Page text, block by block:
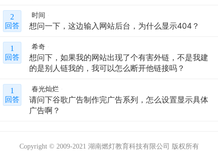
2
回答
时间
想问一下，这边输入网站后台，为什么显示404？
1
回答
希奇
想问下，如果我的网站出现了个有害外链，不是我建
的是别人链我的，我可以怎么断开他链接吗？
1
回答
春光灿烂
请问下谷歌广告制作完广告系列，怎么设置显示具体
广告啊？
Copyright © 2009-2021 湖南燃灯教育科技有限公司 版权所有